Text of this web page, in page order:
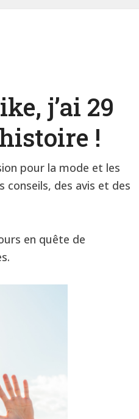
j’ai 29
!
pour la mode et les
conseils, des avis et des
en quête de